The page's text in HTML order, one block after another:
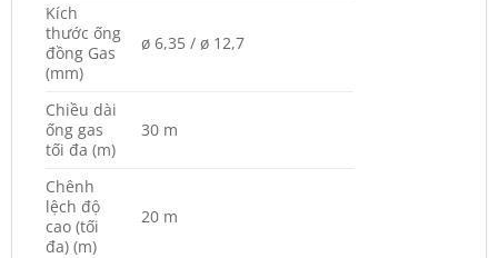
Kích
thước ống
đồng Gas
(mm)
ø 6,35 / ø 12,7
Chiều dài
ống gas
tối đa (m)
30 m
Chênh
lệch độ
cao (tối
đa) (m)
20 m